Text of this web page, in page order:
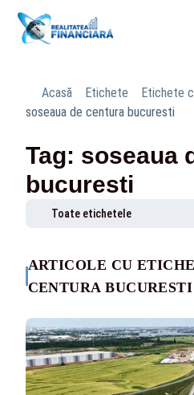
Acasă Etichete
Etichete
soseaua de centura bucuresti
Tag: soseaua
bucuresti
Toate etichetele
ARTICOLE CU
CENTURA